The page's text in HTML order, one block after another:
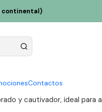
Contactos
continental)
y cautivador, ideal para